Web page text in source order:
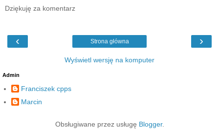
Dziękuję za komentarz
‹ ›
Strona główna
Wyświetl wersję na komputer
Admin
Franciszek cpps
Marcin
Obsługiwane przez usługę Blogger.